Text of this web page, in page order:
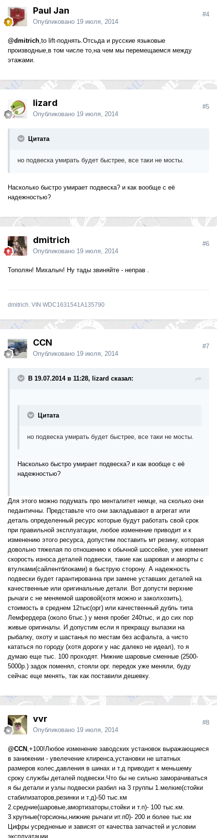
Paul Jan
Опубликовано 19 июля, 2014
#4
@dmitrich,to lift-поднять.Отсьда и русские языковые
производные,в том числе то,на чем мы перемещаемся между
этажами.
lizard
Опубликовано 19 июля, 2014
#5
Цитата
но подвеска умирать будет быстрее, все таки не мосты.
Насколько быстро умирает подвеска? и как вообще с её
надежностью?
dmitrich
Опубликовано 19 июля, 2014
#6
Тополян! Михалыч! Ну тады звиняйте - неправ .
dmitrich. VIN WDC1631541A135790
CCN
Опубликовано 19 июля, 2014
#7
В 19.07.2014 в 11:28, lizard сказал:
Цитата
но подвеска умирать будет быстрее, все таки не мосты.
Насколько быстро умирает подвеска? и как вообще с её
надежностью?
Для этого можно подумать про менталитет немце, на сколько они
педантичны. Представьте что они закладывают в агрегат или
деталь определенный ресурс которые будут работать свой срок
при правильной эксплуатации, любое изменение приводит и к
изменению этого ресурса, допустим поставить мт резину, которая
довольно тяжелая по отношению к обычной шоссейке, уже изменит
скорость износа деталей подвески, такие как шаровая и аморты с
втулками(сайлентблоками) в быструю сторону. А надежность
подвески будет гарантированна при замене уставших деталей на
качественные или оригинальные детали. Вот допусти верхние
рычаги с не меняемой шаровой(хотя можно и заколхозить),
стоимость в среднем 12тыс(орг) или качественный дубль типа
Лемфердера (около 6тыс.) у меня пробег 240тыс, и до сих пор
живые оригиналы. И допустим если я прекращу вылазки на
рыбалку, охоту и шастанья по местам без асфальта, а чисто
кататься по городу (хотя дороги у нас далеко не идеал), то я
думаю еще тыс. 100 проходят. Нижние шаровые сменные (2500-
5000р.) задок поменял, стояли орг. передок уже меняли, буду
сейчас еще менять, так как поставили дешевку.
vvr
Опубликовано 19 июля, 2014
#8
@CCN ,+100!Любое изменение заводских установок выражающиеся
в занижении - увелечение клиренса,установки не штатных
размеров колес,давления в шинах и т.д приводит к меньшему
сроку службы деталей подвески.Что бы не сильно заморачиваться
я бы детали и узлы подвески разбил на 3 группы 1.мелкие(стойки
стабилизаторов,резинки и т.д)-50 тыс.км
2.средние(шаровые,амортизаторы,стойки и т.п)- 100 тыс.км.
3.крупные(торсионы,нижние рычаги ит.п0)- 200 и более тыс.км
Цифры усредненые и зависят от качества запчастей и условии
эксплуатации.